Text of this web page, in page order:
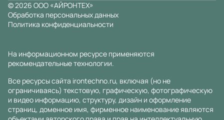
© 2026 ООО «АЙРОНТЕХ»
Обработка персональных данных
Политика конфиденциальности
На информационном ресурсе применяются
рекомендательные технологии.
Все ресурсы сайта irontechno.ru, включая (но не
ограничиваясь) текстовую, графическую, фотографическую
и видео информацию, структуру, дизайн и оформление
страниц, доменное имя, фирменное наименование являются